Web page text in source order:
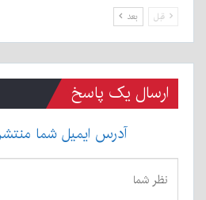
قبل بعد
ارسال یک پاسخ
آدرس ایمیل شما